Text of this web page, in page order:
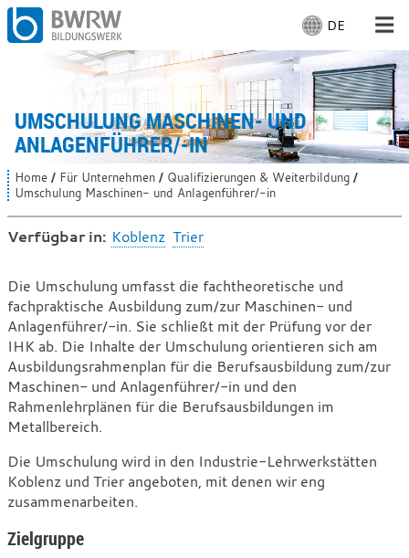
S
p
r
c
h
e
a
s
l
e
n
:
DE
UMSCHULUNG MASCHINEN- UND
ANLAGENFÜHRER/-IN
Für Menschen
Für Unternehmen
Von uns
Vor Ort
Mit Arbeiten
S
i
e
s
i
h
i
e
r
:
Home Für Unternehmen
Qualifizierungen & Weiterbildung
Umschulung Maschinen- und Anlagenführer/-in
Verfügbar in: Koblenz Trier
Umschulung
Maschinen-
und
Anlagenführer/-
in
Die Umschulung umfasst die fachtheoretische und
fachpraktische Ausbildung zum/zur Maschinen- und
Anlagenführer/-in. Sie schließt mit der Prüfung vor der
IHK ab. Die Inhalte der Umschulung orientieren sich am
Ausbildungsrahmenplan für die Berufsausbildung zum/zur
Maschinen- und Anlagenführer/-in und den
Rahmenlehrplänen für die Berufsausbildungen im
Metallbereich.
Die Umschulung wird in den Industrie-Lehrwerkstätten
Koblenz und Trier angeboten, mit denen wir eng
zusammenarbeiten.
Zielgruppe